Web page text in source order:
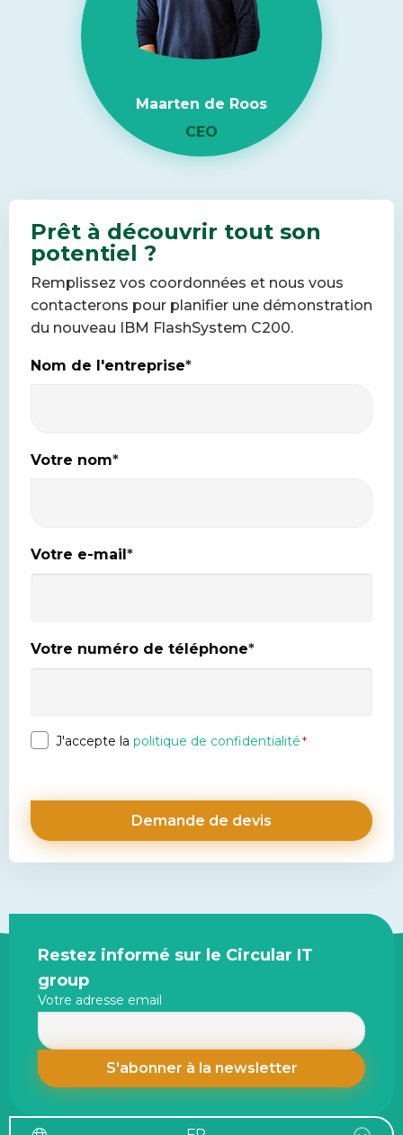
Maarten de Roos
CEO
Prêt à découvrir tout son
potentiel ?
Remplissez vos coordonnées et nous vous
contacterons pour planifier une démonstration
du nouveau IBM FlashSystem C200.
Nom de l'entreprise*
Votre nom*
Votre e-mail*
Votre numéro de téléphone*
Privacy
J'accepte la politique de confidentialité*
Site
footer
Restez informé sur le Circular IT
group
Votre adresse email